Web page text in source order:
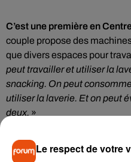
C’est une première en
couple propose des
que divers espaces pour
peut travailler et utiliser la
snacking. On peut
utiliser la laverie. Et on peut
deux. »
Machines à laver
Le respect de votre